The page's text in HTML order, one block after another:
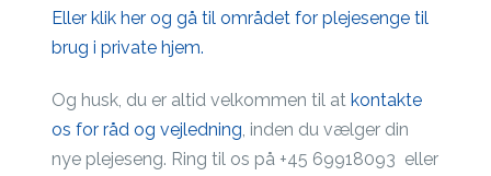
Eller klik her og gå til området for plejesenge til
brug i private hjem.
Og husk, du er altid velkommen til atkontakte
os for råd og vejledning, inden du vælger din
nye plejeseng. Ring til os på +45 69918093 eller